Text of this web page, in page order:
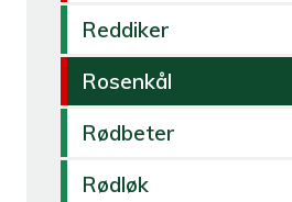
Reddiker
Rosenkål
Rødbeter
Rødløk